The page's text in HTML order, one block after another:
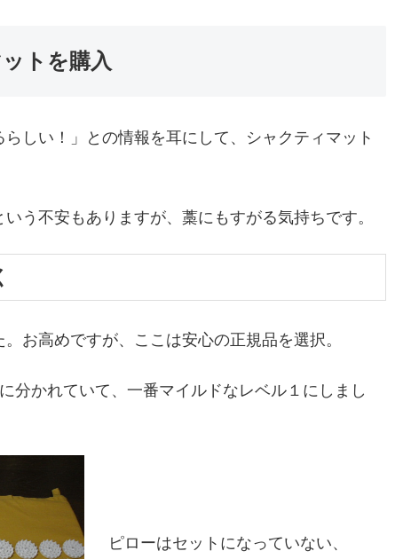
トを購入
しい！」との情報を耳にして、シャクティマット
う不安もありますが、藁にもすがる気持ちです。
お高めですが、ここは安心の正規品を選択。
分かれていて、一番マイルドなレベル１にしまし
ピローはセットになっていない、